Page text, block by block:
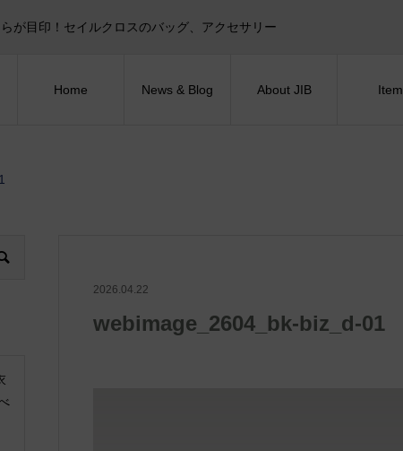
が目印！セイルクロスのバッグ、アクセサリー
Home News & Blog About JIB Item
2026.04.22
webimage_2604_bk-biz_d-01